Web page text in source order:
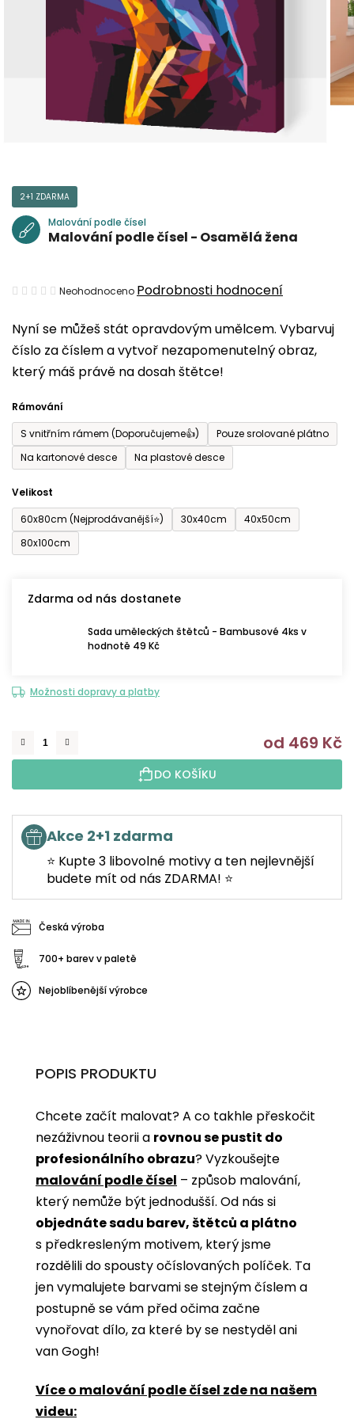
Nyní se můžeš stát opravdovým umělcem. Vybarvuj
číslo za číslem a vytvoř nezapomenutelný obraz,
který máš právě na dosah štětce!
Rámování
S vnitřním rámem (Doporučujeme👍)
Pouze srolované plátno
Na kartonové desce
Na plastové desce
Velikost
60x80cm (Nejprodávanější⭐)
30x40cm
40x50cm
80x100cm
Zdarma od nás dostanete
Sada uměleckých štětců - Bambusové 4ks v
hodnotě 49 Kč
Možnosti dopravy a platby
od 469 Kč
DO KOŠÍKU
Akce 2+1 zdarma
⭐ Kupte 3 libovolné motivy a ten nejlevnější
budete mít od nás ZDARMA! ⭐
Česká výroba
700+ barev v paletě
Nejoblíbenější výrobce
2+1 ZDARMA
Malování podle čísel
Malování podle čísel - Osamělá žena
Průměrné
produktu
je
0,0
5
hvězdiček.
Neohodnoceno Podrobnosti hodnocení
POPIS PRODUKTU
Chcete začít malovat? A co takhle přeskočit
nezáživnou teorii a rovnou se pustit do
profesionálního obrazu? Vyzkoušejte
malování podle čísel ­­– způsob malování,
který nemůže být jednodušší. Od nás si
objednáte sadu barev, štětců a plátno
s předkresleným motivem, který jsme
rozdělili do spousty očíslovaných políček. Ta
jen vymalujete barvami se stejným číslem a
postupně se vám před očima začne
vynořovat dílo, za které by se nestyděl ani
van Gogh!
Více o malování podle čísel zde na našem
videu: